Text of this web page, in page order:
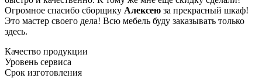
Огромное спасибо сборщику Алексею за прекрасный шкаф!
Это мастер своего дела! Всю мебель буду заказывать только
здесь.
Качество продукции
Уровень сервиса
Срок изготовления